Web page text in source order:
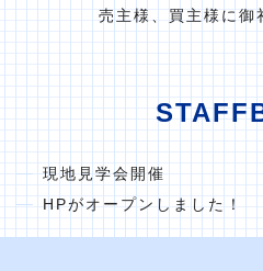
売主様、買主様に御
現地見学会開催
HPがオープンしました！